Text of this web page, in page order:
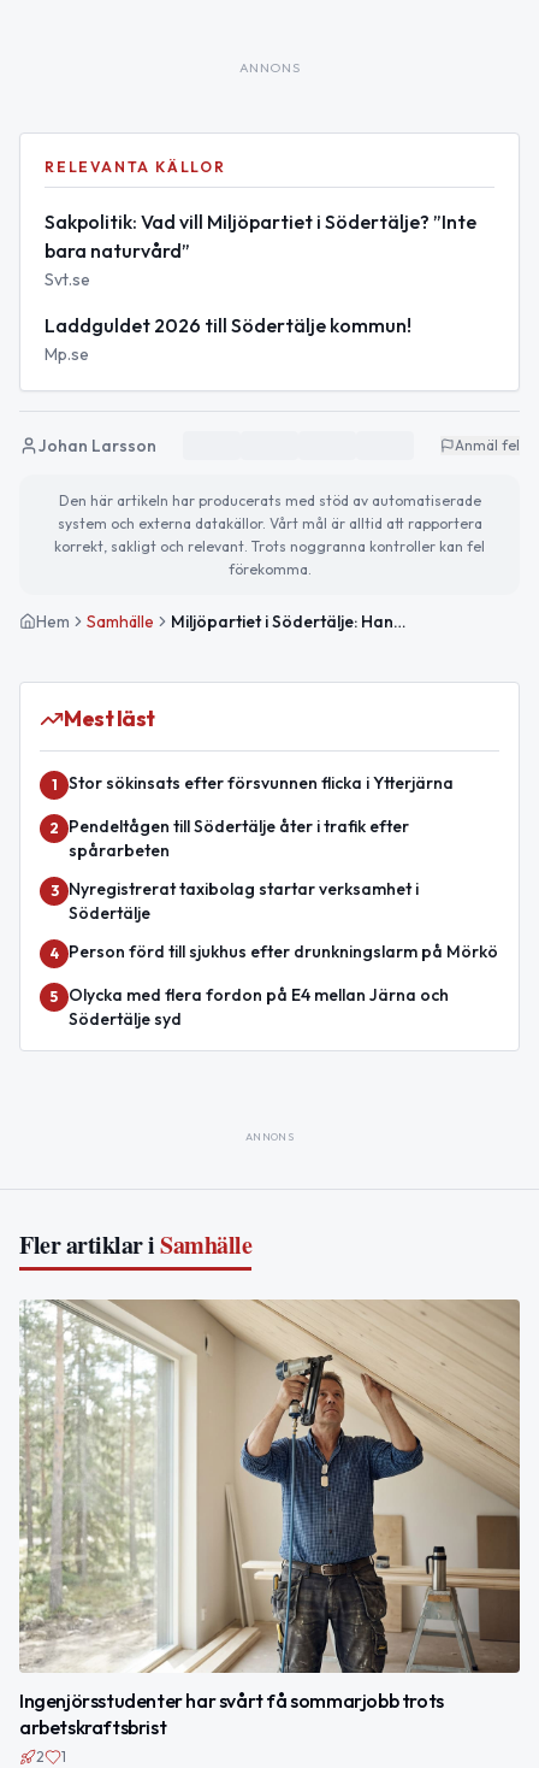
ANNONS
RELEVANTA KÄLLOR
Sakpolitik: Vad vill Miljöpartiet i Södertälje? ”Inte
bara naturvård”
Svt.se
Laddguldet 2026 till Södertälje kommun!
Mp.se
Johan Larsson Anmäl fel
Den här artikeln har producerats med stöd av automatiserade
system och externa datakällor. Vårt mål är alltid att rapportera
korrekt, sakligt och relevant. Trots noggranna kontroller kan fel
förekomma.
Hem Samhälle Miljöpartiet i Södertälje: Hanna Klingborg om prioriteringar
Mest läst
1 Stor sökinsats efter försvunnen flicka i Ytterjärna
2
Pendeltågen till Södertälje åter i trafik efter
spårarbeten
3
Nyregistrerat taxibolag startar verksamhet i
Södertälje
4 Person förd till sjukhus efter drunkningslarm på Mörkö
5
Olycka med flera fordon på E4 mellan Järna och
Södertälje syd
ANNONS
Fler artiklar iSamhälle
Ingenjörsstudenter har svårt få sommarjobb trots
arbetskraftsbrist
2 1